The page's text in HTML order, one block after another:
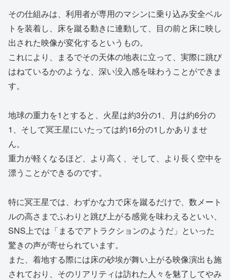
その仕組みは、利用者が専用のマシンに乗り込み安全ベル
トを装着し、床を蹴る動きに連動して、目の前と床に映し
出された映像が変化するというもの。
これにより、まるでその天体の地表に立って、実際に跳び
はねているかのような、深い没入感を味わうことができま
す。
地球の重力を1とすると、火星は約3分の1、月は約6分の
1、そして冥王星にいたっては約16分の1しかありませ
ん。
重力が軽くなるほど、より高く、そして、より長く空中を
漂うことができるのです。
特に冥王星では、わずかな力で床を蹴るだけで、数メート
ルの高さまでふわりと跳び上がる感覚を味わえるといい、
SNS上では「まるでアトラクションのようだ」といった
驚きの声が寄せられています。
また、着地する際には床の砂埃が舞い上がる映像演出も施
されており、そのリアリティは訪れた人々を魅了してやみ